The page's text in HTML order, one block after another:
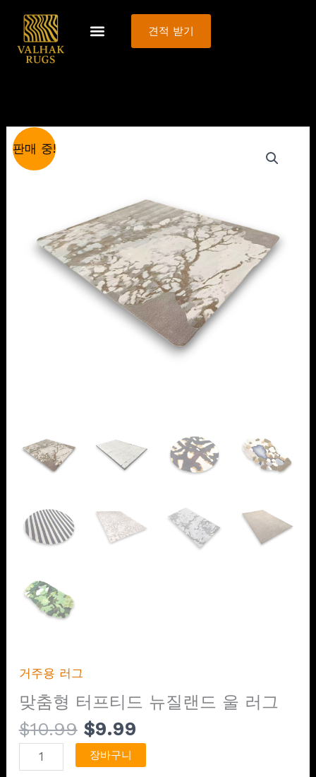
뛰
견적 받기
판매 중!
거주용 러그
맞춤형 터프티드 뉴질랜드 울 러그
$10.99
$10.99.
$9.99
격:
$9.99.
Custom
Tufted
Rugs
장바구니